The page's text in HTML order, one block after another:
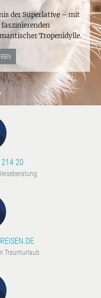
der Superlative – mit
Tropenidylle.
20
Traumurlaub